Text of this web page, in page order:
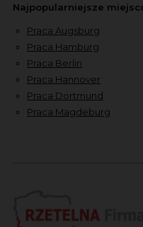
Najpopularniejsze
Praca Augsburg
Praca Hamburg
Praca Berlin
Praca Hannover
Praca Dortmund
Praca Magdeburg